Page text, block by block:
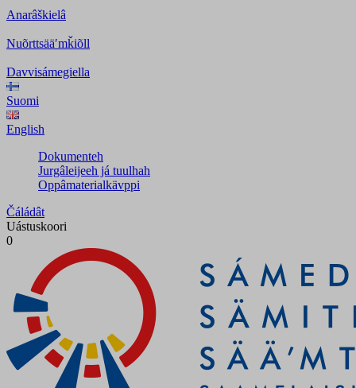
Anarâškielâ
Nuõrttsääʹmǩiõll
Davvisámegiella
Suomi
English
Dokumenteh
Jurgâleijeeh já tuulhah
Oppâmaterialkävppi
Čáládât
Uástuskoori
0